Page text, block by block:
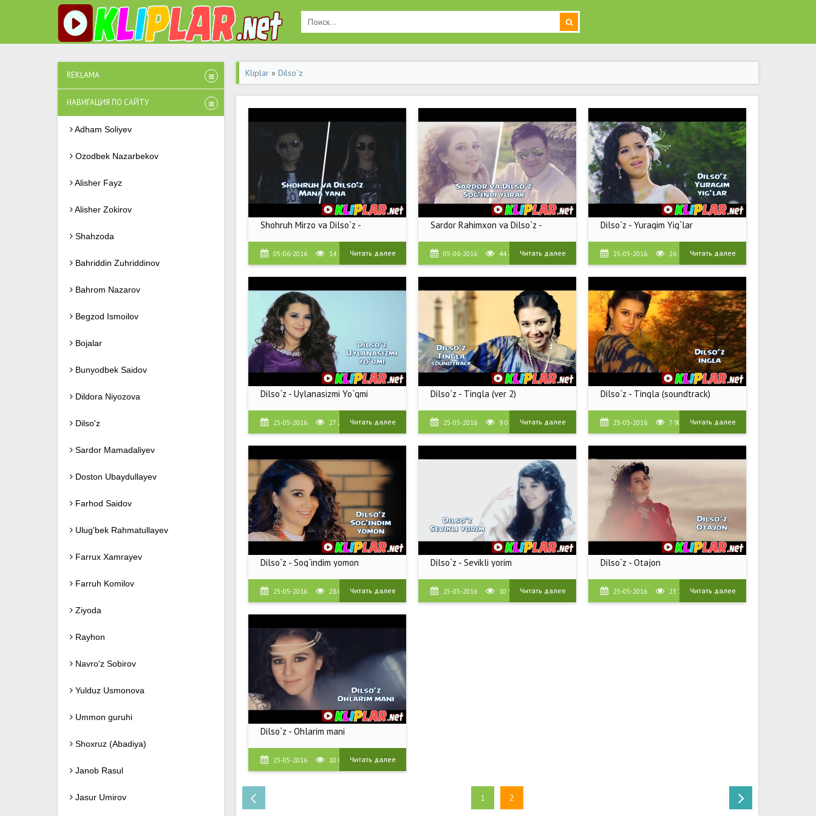
REKLAMA
НАВИГАЦИЯ ПО САЙТУ
Adham Soliyev
Ozodbek Nazarbekov
Alisher Fayz
Alisher Zokirov
Shahzoda
Bahriddin Zuhriddinov
Bahrom Nazarov
Begzod Ismoilov
Bojalar
Bunyodbek Saidov
Dildora Niyozova
Dilso'z
Sardor Mamadaliyev
Doston Ubaydullayev
Farhod Saidov
Ulug'bek Rahmatullayev
Farrux Xamrayev
Farruh Komilov
Ziyoda
Rayhon
Navro'z Sobirov
Yulduz Usmonova
Ummon guruhi
Shoxruz (Abadiya)
Janob Rasul
Jasur Umirov
Kliplar» Dilso`z
Shohruh Mirzo va Dilso`z -
05-06-2016 14 360 Читать далее
Sardor Rahimxon va Dilso`z -
05-06-2016 44 481 Читать далее
Dilso`z - Yuragim Yig`lar
25-05-2016 26 196 Читать далее
Dilso`z - Uylanasizmi Yo`qmi
25-05-2016 27 278 Читать далее
Dilso`z - Tingla (ver 2)
25-05-2016 9 017 Читать далее
Dilso`z - Tingla (soundtrack)
25-05-2016 7 909 Читать далее
Dilso`z - Sog`indim yomon
25-05-2016 28 069 Читать далее
Dilso`z - Sevikli yorim
25-05-2016 10 935 Читать далее
Dilso`z - Otajon
25-05-2016 23 776 Читать далее
Dilso`z - Ohlarim mani
25-05-2016 10 041 Читать далее
1 2